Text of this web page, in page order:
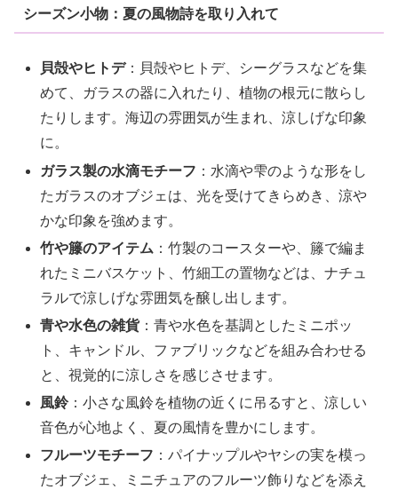
シーズン小物：夏の風物詩を取り入れて
貝殻やヒトデ：貝殻やヒトデ、シーグラスなどを集
めて、ガラスの器に入れたり、植物の根元に散らし
たりします。海辺の雰囲気が生まれ、涼しげな印象
に。
ガラス製の水滴モチーフ ：水滴や雫のような形をし
たガラスのオブジェは、光を受けてきらめき、涼や
かな印象を強めます。
竹や籐のアイテム ：竹製のコースターや、籐で編ま
れたミニバスケット、竹細工の置物などは、ナチュ
ラルで涼しげな雰囲気を醸し出します。
青や水色の雑貨：青や水色を基調としたミニポッ
ト、キャンドル、ファブリックなどを組み合わせる
と、視覚的に涼しさを感じさせます。
風鈴：小さな風鈴を植物の近くに吊るすと、涼しい
音色が心地よく、夏の風情を豊かにします。
フルーツモチーフ ：パイナップルやヤシの実を模っ
たオブジェ、ミニチュアのフルーツ飾りなどを添え